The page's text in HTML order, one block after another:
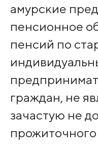
амурские
пенсионное
пенсий по
граждан, не
зачастую не